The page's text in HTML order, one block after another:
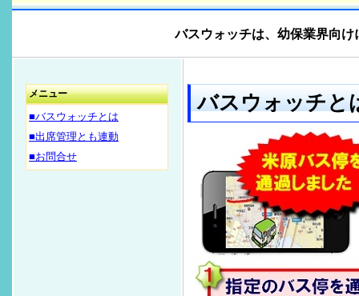
バスウォッチは、幼保業界向
メニュー
■バスウォッチとは
■出席管理とも連動
■お問合せ
バスウォッチと